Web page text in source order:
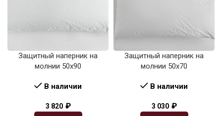
Защитный наперник на
молнии 50х90
В наличии
3 820 ₽
Защитный наперник на
молнии 50х70
В наличии
3 030 ₽